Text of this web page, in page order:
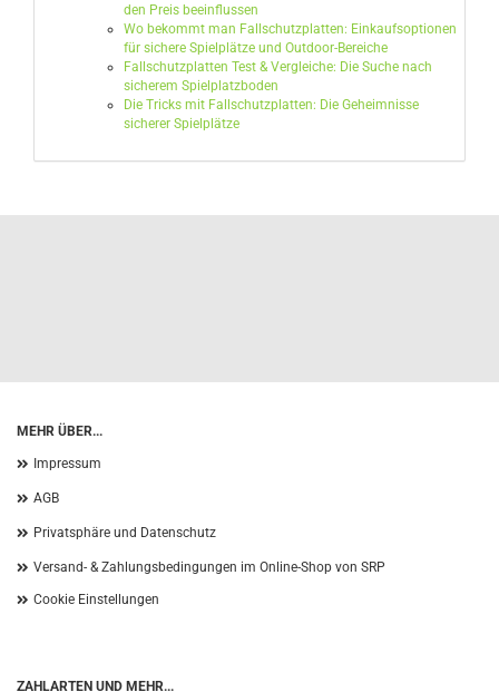
den Preis beeinflussen
Wo bekommt man Fallschutzplatten: Einkaufsoptionen
für sichere Spielplätze und Outdoor-Bereiche
Fallschutzplatten Test & Vergleiche: Die Suche nach
sicherem Spielplatzboden
Die Tricks mit Fallschutzplatten: Die Geheimnisse
sicherer Spielplätze
MEHR ÜBER...
Impressum
AGB
Privatsphäre und Datenschutz
Versand- & Zahlungsbedingungen im Online-Shop von SRP
Cookie Einstellungen
ZAHLARTEN UND MEHR...